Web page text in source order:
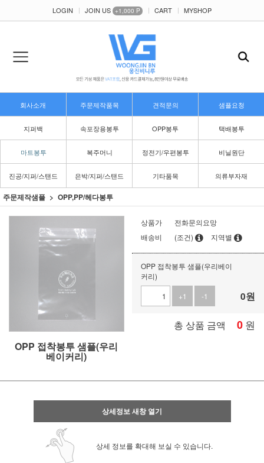
LOGIN JOIN US +1,000 P CART MYSHOP
회사소개 주문제작품목 견적문의 샘플요청
지퍼백 속포장용봉투 OPP봉투 택배봉투
마트봉투 복주머니 정전기/우편봉투 비닐원단
진공/지퍼/스탠드 은박/지퍼/스탠드 기타품목 의류부자재
주문제작샘플 OPP,PP/헤다봉투
OPP 접착봉투 샘플(우리
베이커리)
상품가
전화문의요망
배송비
(조건) 지역별
OPP 접착봉투 샘플(우리베이
커리)
+1
-1 0원
총 상품 금액 0 원
상세정보 새창 열기
상세 정보를 확대해 보실 수 있습니다.